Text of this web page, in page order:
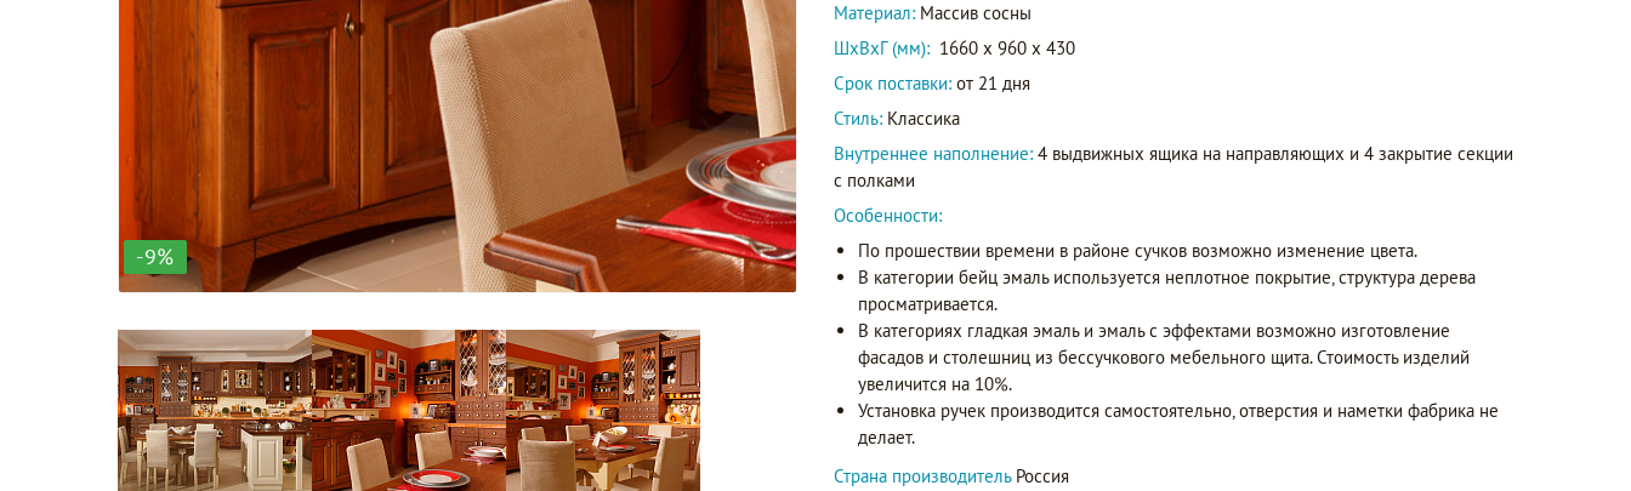
-9%
Материал: Массив сосны
ШxВxГ (мм): 1660 x 960 x 430
Срок поставки: от 21 дня
Стиль: Классика
Внутреннее наполнение: 4 выдвижных ящика на направляющих и 4 закрытие секции
с полками
Особенности:
По прошествии времени в районе сучков возможно изменение цвета.
В категории бейц эмаль используется неплотное покрытие, структура дерева
просматривается.
В категориях гладкая эмаль и эмаль с эффектами возможно изготовление
фасадов и столешниц из бессучкового мебельного щита. Стоимость изделий
увеличится на 10%.
Установка ручек производится самостоятельно, отверстия и наметки фабрика не
делает.
Страна производитель Россия